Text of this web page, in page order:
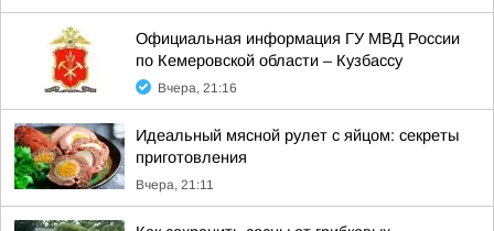
Официальная информация ГУ МВД России
по Кемеровской области – Кузбассу
Вчера, 21:16
Идеальный мясной рулет с яйцом: секреты
приготовления
Вчера, 21:11